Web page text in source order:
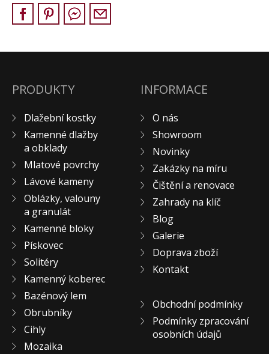
Pískovec
BERA GRAVEL FIX
Terazzo
Doplňkový sortiment
DLAŽEBNÍ KOSTKY
KAMENNÉ DLAŽBY, OBKLADY
MLATOVÉ POVRCHY
ZAKÁZKY NA MÍRU
VÝPRODEJ
NOVINKY
BLOG
KONTAKT
PRODUKTY
Dlažební kostky
Kamenné dlažby
a obklady
Mlatové povrchy
Lávové kameny
Oblázky, valouny
a granulát
Kamenné bloky
Pískovec
Solitéry
Kamenný koberec
Bazénový lem
Obrubníky
Cihly
Mozaika
INFORMACE
O nás
Showroom
Novinky
Zakázky na míru
Čištění a renovace
Zahrady na klíč
Blog
Galerie
Doprava zboží
Kontakt
Obchodní podmínky
Podmínky zpracování
osobních údajů